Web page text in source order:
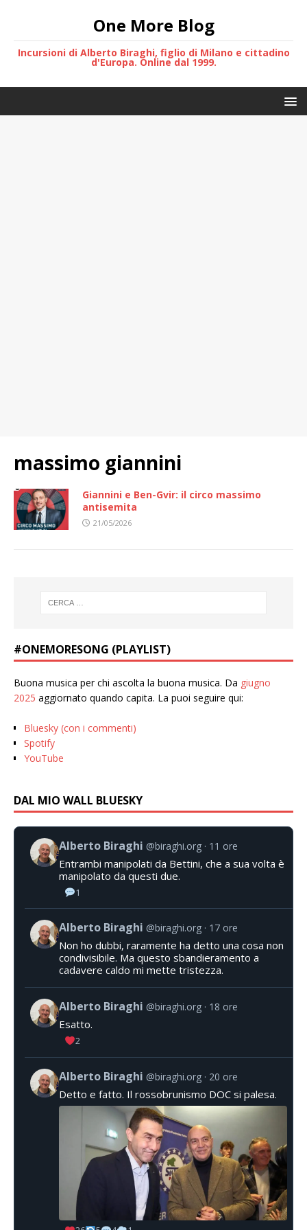
One More Blog
Incursioni di Alberto Biraghi, figlio di Milano e cittadino
d'Europa. Online dal 1999.
massimo giannini
Giannini e Ben-Gvir: il circo massimo
antisemita
21/05/2026
#ONEMORESONG (PLAYLIST)
Buona musica per chi ascolta la buona musica. Da giugno
2025 aggiornato quando capita. La puoi seguire qui:
Bluesky (con i commenti)
Spotify
YouTube
DAL MIO WALL BLUESKY
Alberto Biraghi @biraghi.org 11 ore
Entrambi manipolati da Bettini, che a sua volta è
manipolato da questi due.
1
Alberto Biraghi @biraghi.org 17 ore
Non ho dubbi, raramente ha detto una cosa non
condivisibile. Ma questo sbandieramento a
cadavere caldo mi mette tristezza.
Alberto Biraghi @biraghi.org 18 ore
Esatto.
2
Alberto Biraghi @biraghi.org 20 ore
Detto e fatto. Il rossobrunismo DOC si palesa.